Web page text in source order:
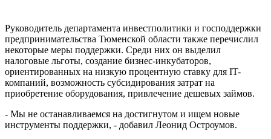
Руководитель департамента инвестполитики и господдержки
предпринимательства Тюменской области также перечислил
некоторые меры поддержки. Среди них он выделил
налоговые льготы, создание бизнес-инкубаторов,
ориентированных на низкую процентную ставку для IT-
компаний, возможность субсидирования затрат на
приобретение оборудования, привлечение дешевых займов.
- Мы не останавливаемся на достигнутом и ищем новые
инструменты поддержки, - добавил Леонид Остроумов.